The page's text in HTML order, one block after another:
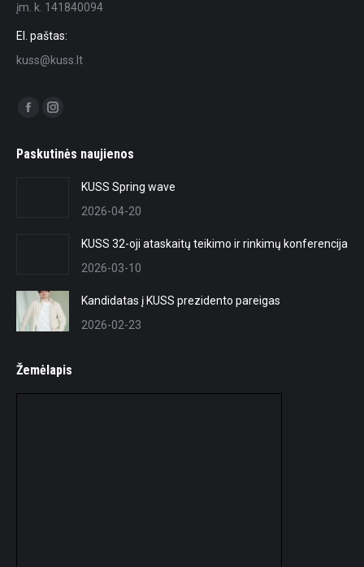
įm. k. 141840094
El. paštas:
kuss@kuss.lt
Find us on:
Facebook
opens
Instagram
opens
Paskutinės naujienos
KUSS Spring wave
2026-04-20
KUSS 32-oji ataskaitų teikimo ir rinkimų konferencija
2026-03-10
Kandidatas į KUSS prezidento pareigas
2026-02-23
Žemėlapis